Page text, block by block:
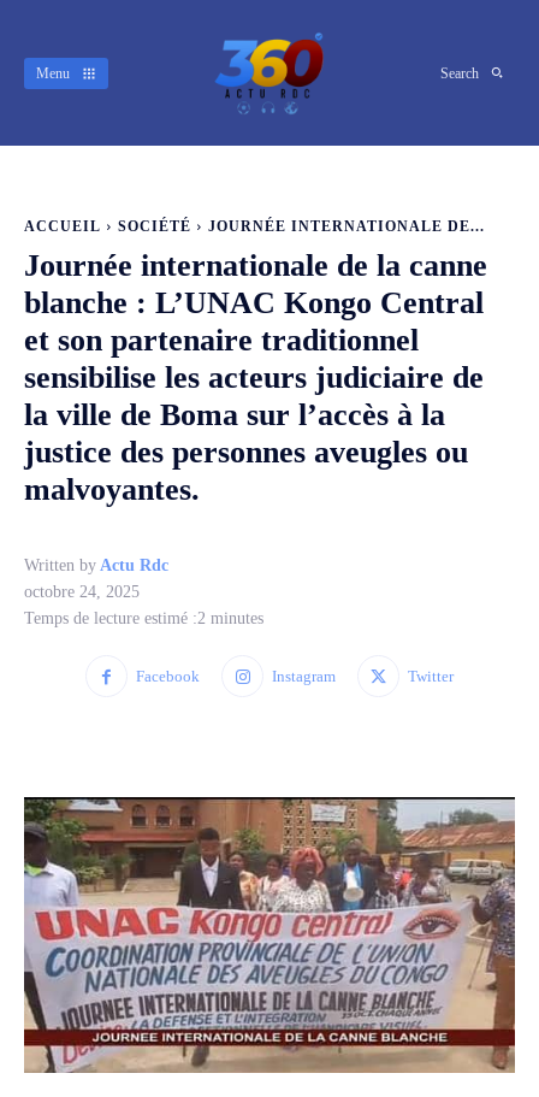
Menu Search
ACCUEIL SOCIÉTÉ JOURNÉE INTERNATIONALE DE...
Journée internationale de la canne
blanche : L’UNAC Kongo Central
et son partenaire traditionnel
sensibilise les acteurs judiciaire de
la ville de Boma sur l’accès à la
justice des personnes aveugles ou
malvoyantes.
Written by Actu Rdc
octobre 24, 2025
Temps de lecture estimé :2 minutes
Facebook Instagram Twitter